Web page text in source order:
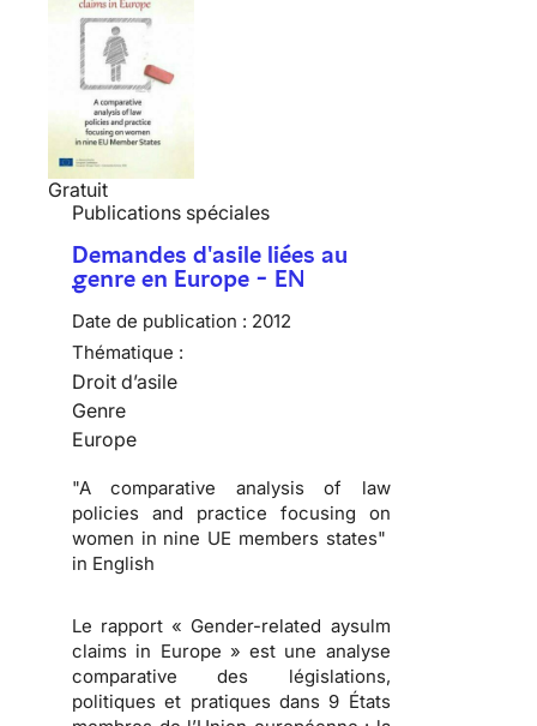
Gratuit
Publications spéciales
Demandes d'asile liées au
genre en Europe - EN
Date de publication : 2012
Thématique :
Droit d’asile
Genre
Europe
"A comparative analysis of law
policies and practice focusing on
women in nine UE members states"
in English
Le rapport « Gender-related aysulm
claims in Europe » est une analyse
comparative des législations,
politiques et pratiques dans 9 États